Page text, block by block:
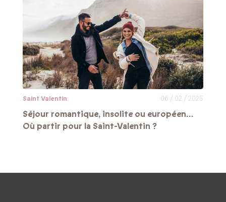
Saint Valentin 06 / 02 / 2025
Séjour romantique, insolite ou européen…
Où partir pour la Saint-Valentin ?